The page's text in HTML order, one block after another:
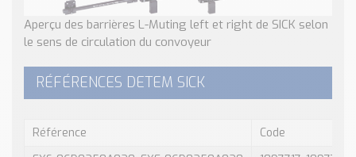
Aperçu des barrières L-Muting left et right de SICK selon
le sens de circulation du convoyeur
RÉFÉRENCES DETEM SICK
Référence
Code